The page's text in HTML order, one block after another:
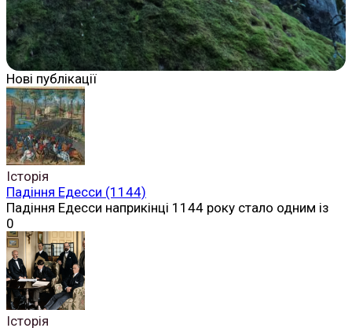
Нові публікації
Історія
Падіння Едесси (1144)
Падіння Едесси наприкінці 1144 року стало одним із
0
Історія